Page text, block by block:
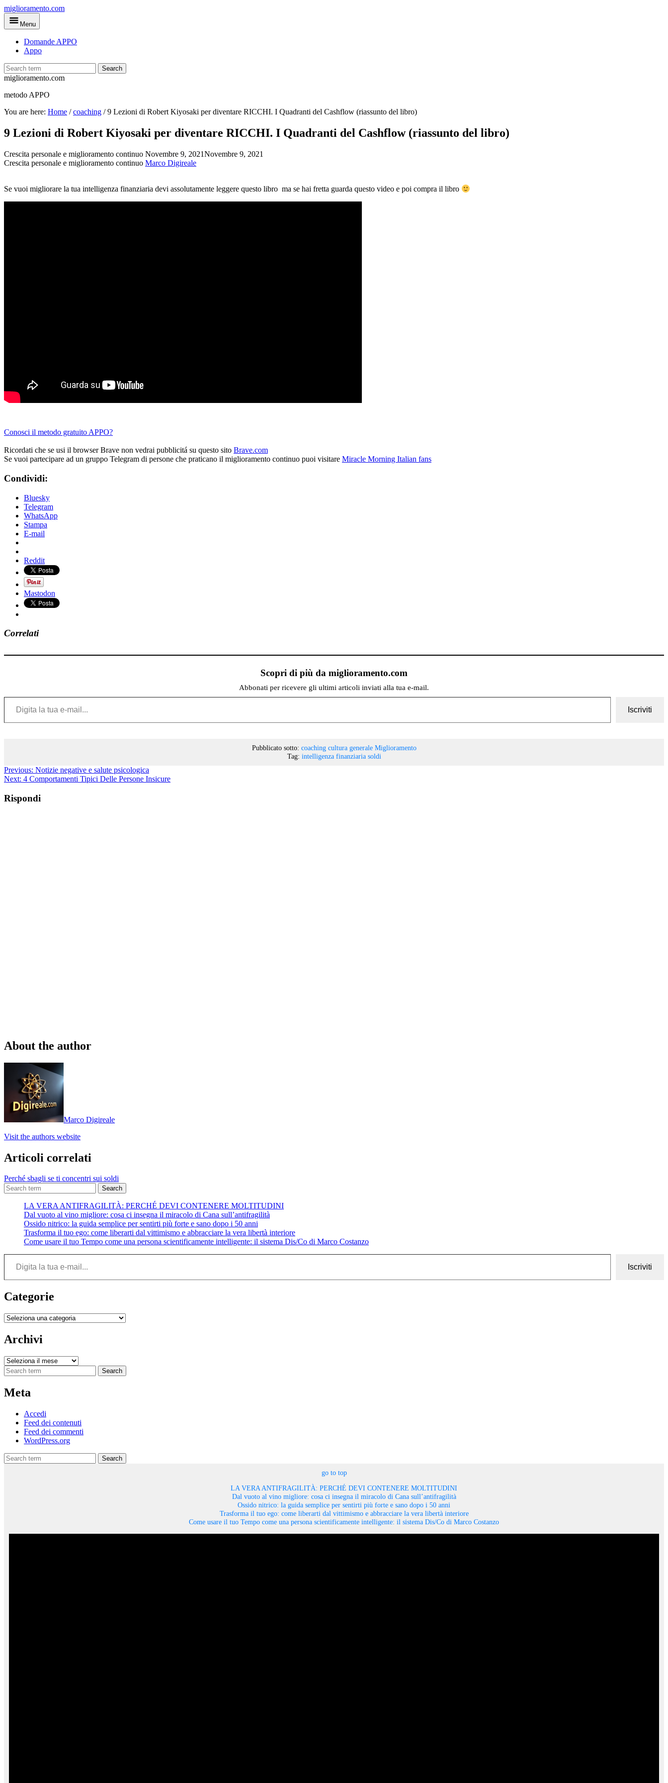
Skip
to
main
miglioramento.com
Menu
Domande APPO
Appo
Search
miglioramento.com
metodo APPO
You are here: Home /coaching /9 Lezioni di Robert Kiyosaki per diventare RICCHI. I Quadranti del Cashflow (riassunto del libro)
9 Lezioni di Robert Kiyosaki per diventare RICCHI. I Quadranti del Cashflow (riassunto del libro)
Crescita personale e miglioramento continuo Novembre 9, 2021Novembre 9, 2021
Crescita personale e miglioramento continuo Marco Digireale
Se vuoi migliorare la tua intelligenza finanziaria devi assolutamente leggere questo libro ma se hai fretta guarda questo video e poi compra il libro
Conosci il metodo gratuito APPO?
Ricordati che se usi il browser Brave non vedrai pubblicitá su questo sito Brave.com
Se vuoi partecipare ad un gruppo Telegram di persone che praticano il miglioramento continuo puoi visitare Miracle Morning Italian fans
Condividi:
Bluesky
Telegram
WhatsApp
Stampa
E-mail
Reddit
Mastodon
Correlati
Scopri di più da miglioramento.com
Abbonati per ricevere gli ultimi articoli inviati alla tua e-mail.
Digita la tua e-mail...
Iscriviti
Pubblicato sotto: coaching cultura generale Miglioramento
Tag: intelligenza finanziaria soldi
Previous: Notizie negative e salute psicologica
Next: 4 Comportamenti Tipici Delle Persone Insicure
Rispondi
About the author
Marco Digireale
Visit the authors website
Articoli correlati
Perché sbagli se ti concentri sui soldi
Search
LA VERA ANTIFRAGILITÀ: PERCHÉ DEVI CONTENERE MOLTITUDINI
Dal vuoto al vino migliore: cosa ci insegna il miracolo di Cana sull’antifragilità
Ossido nitrico: la guida semplice per sentirti più forte e sano dopo i 50 anni
Trasforma il tuo ego: come liberarti dal vittimismo e abbracciare la vera libertà interiore
Come usare il tuo Tempo come una persona scientificamente intelligente: il sistema Dis/Co di Marco Costanzo
Digita la tua e-mail...
Iscriviti
Categorie
Categorie
Archivi
Archivi
Search
Meta
Accedi
Feed dei contenuti
Feed dei commenti
WordPress.org
Search
go to top
LA VERA ANTIFRAGILITÀ: PERCHÉ DEVI CONTENERE MOLTITUDINI
Dal vuoto al vino migliore: cosa ci insegna il miracolo di Cana sull’antifragilità
Ossido nitrico: la guida semplice per sentirti più forte e sano dopo i 50 anni
Trasforma il tuo ego: come liberarti dal vittimismo e abbracciare la vera libertà interiore
Come usare il tuo Tempo come una persona scientificamente intelligente: il sistema Dis/Co di Marco Costanzo